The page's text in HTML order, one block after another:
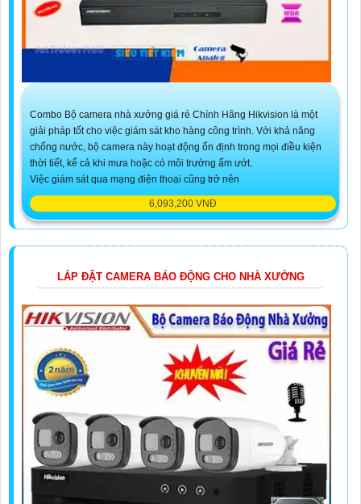
Combo Bộ camera nhà xưởng giá rẻ Chính Hãng Hikvision là một
giải pháp tốt cho việc giám sát kho hàng công trình. Với khả năng
chống nước, bộ camera này hoạt động ổn định trong mọi điều kiện
thời tiết, kể cả khi mưa hoặc có môi trường ẩm ướt.
Việc giám sát qua mạng điện thoại cũng trở nên
6,093,200 VNĐ
LẮP ĐẶT CAMERA BÁO ĐỘNG CHO NHÀ XƯỞNG